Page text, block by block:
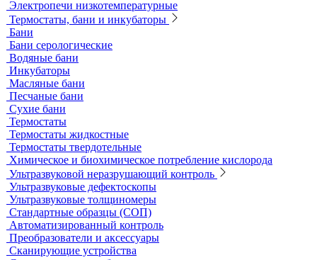
Расходные материалы
Ареометры
Калибровочные расстворы и реагенты
Комплектующие для КФК
Принадлежности к штативам
Специальные наборы для фотометров
Стекла предметные и покровные
Системы капиллярного электрофореза
Стерилизация и дезинфекция
Сушильные шкафы и муфельные печи
Муфельные печи
Шкафы сушильные
Электропечи низкотемпературные
Термостаты, бани и инкубаторы
Бани
Бани серологические
Водяные бани
Инкубаторы
Масляные бани
Песчаные бани